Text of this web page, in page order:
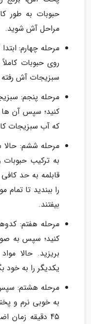
حبوبات به طور
مراحل آش شوید.
مرحله چهارم:
روی حبوبات
سبزیجات آش رفته
مرحله پنجم:
کنید؛ سپس آن ها
که آب سبزیجات
مرحله ششم: حالا
به ترکیب حبوبات
قابلمه به حد
را ببندید تا
بیفتند.
مرحله هفتم:
کنید؛ سپس به
بریزید. حالا
یکدیگر را به خود
مرحله هشتم: سپس
45 دقیقه